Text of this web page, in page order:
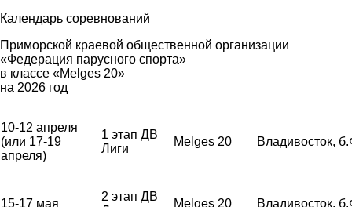
Календарь соревнований
Приморской краевой общественной организации
«Федерация парусного спорта»
в классе «Melges 20»
на 2026 год
10-12 апреля
(или 17-19
апреля)
1 этап ДВ
Лиги
Melges 20 Владивосток,
15-17 мая
2 этап ДВ
Melges 20 Владивосток,